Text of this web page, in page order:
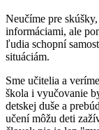
Neučíme pre
informáciami, ale
ľudia schopní
situáciám.
Sme učitelia a
škola i vyučovanie
detskej duše a
učení môžu deti